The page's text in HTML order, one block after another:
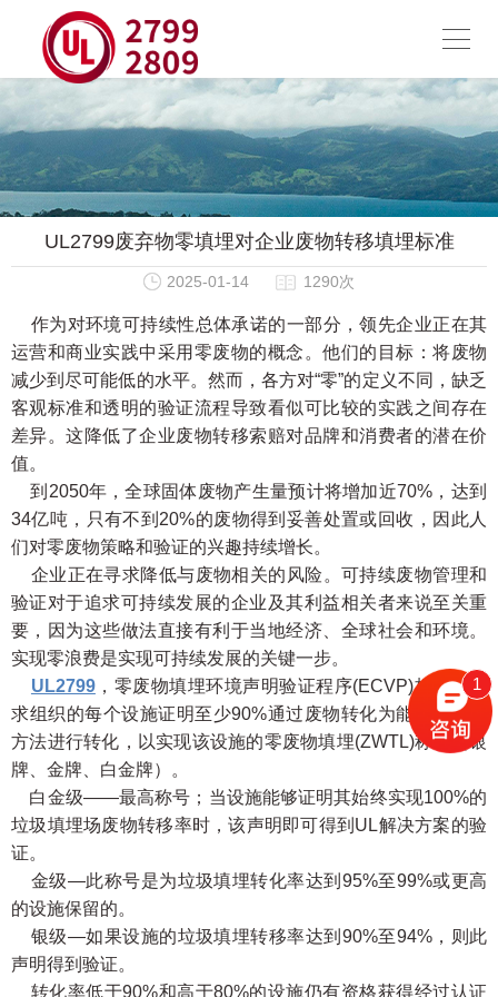
UL2799废弃物零填埋对企业废物转移填埋标准
2025-01-14 1290次
作为对环境可持续性总体承诺的一部分，领先企业正在其
运营和商业实践中采用零废物的概念。他们的目标：将废物
减少到尽可能低的水平。然而，各方对“零”的定义不同，缺乏
客观标准和透明的验证流程导致看似可比较的实践之间存在
差异。这降低了企业废物转移索赔对品牌和消费者的潜在价
值。
到2050年，全球固体废物产生量预计将增加近70%，达到
34亿吨，只有不到20%的废物得到妥善处置或回收，因此人
们对零废物策略和验证的兴趣持续增长。
企业正在寻求降低与废物相关的风险。可持续废物管理和
验证对于追求可持续发展的企业及其利益相关者来说至关重
要，因为这些做法直接有利于当地经济、全球社会和环境。
实现零浪费是实现可持续发展的关键一步。
UL2799，零废物填埋环境声明验证程序(ECVP)标准，要
求组织的每个设施证明至少90%通过废物转化为能源以外的
方法进行转化，以实现该设施的零废物填埋(ZWTL)称号（银
牌、金牌、白金牌）。
白金级——最高称号；当设施能够证明其始终实现100%的
垃圾填埋场废物转移率时，该声明即可得到UL解决方案的验
证。
金级—此称号是为垃圾填埋转化率达到95%至99%或更高
的设施保留的。
银级—如果设施的垃圾填埋转移率达到90%至94%，则此
声明得到验证。
转化率低于90%和高于80%的设施仍有资格获得经过认证
1